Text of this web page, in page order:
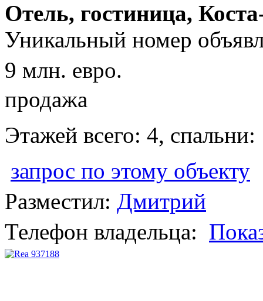
Отель, гостиница,
Уникальный номер
9 млн. евро.
продажа
Этажей всего: 4,
запрос по этому объекту
Разместил: Дмитрий
Телефон владельца: